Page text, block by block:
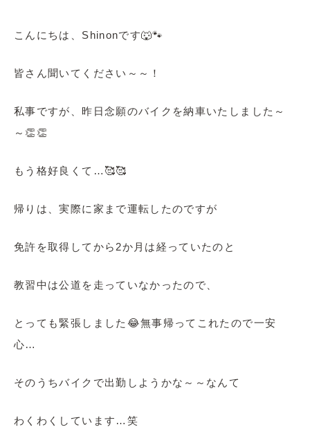
こんにちは、Shinonです🐺🐾
皆さん聞いてください～～！
私事ですが、昨日念願のバイクを納車いたしました～
～👏👏
もう格好良くて…🥰🥰
帰りは、実際に家まで運転したのですが
免許を取得してから2か月は経っていたのと
教習中は公道を走っていなかったので、
とっても緊張しました😂無事帰ってこれたので一安
心…
そのうちバイクで出勤しようかな～～なんて
わくわくしています…笑